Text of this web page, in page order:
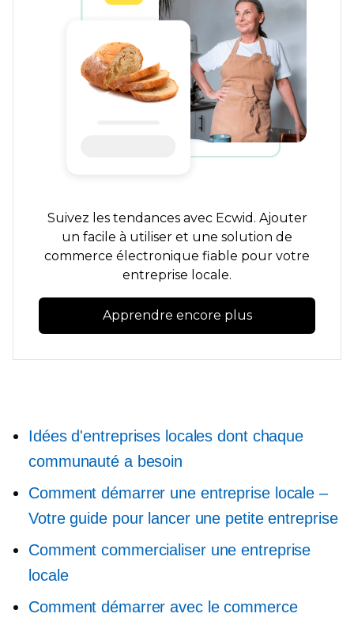
Suivez les tendances avec Ecwid. Ajouter
un facile à utiliser et une solution de
commerce électronique fiable pour votre
entreprise locale.
Apprendre encore plus
Idées d'entreprises locales dont chaque
communauté a besoin
Comment démarrer une entreprise locale –
Votre guide pour lancer une petite entreprise
Comment commercialiser une entreprise
locale
Comment démarrer avec le commerce